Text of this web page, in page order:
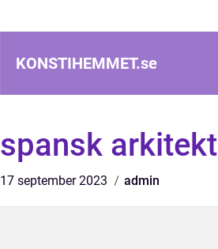
KONSTIHEMMET.se
spansk arkitekt
17 september 2023 admin